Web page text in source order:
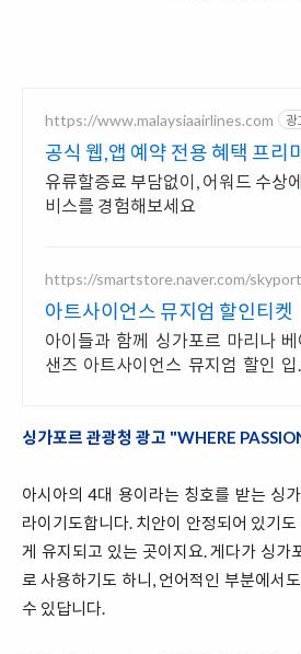
https://www.malaysiaairlines.com 광
공식 웹,앱 예약 전용 혜택 프리
유류할증료 부담없이, 어워드 수상
비스를 경험해보세요
https://smartstore.naver.com/skyport
아트사이언스 뮤지엄 할인티켓
아이들과 함께 싱가포르 마리나 베
샌즈 아트사이언스 뮤지엄 할인 입
싱가포르 관광청 광고 "WHERE
아시아의 4대 용이라는 칭호를 받는 싱
라이기도합니다. 치안이 안정되어 있기
게 유지되고 있는 곳이지요. 게다가 싱가
로 사용하기도 하니, 언어적인 부분에서
수 있답니다.